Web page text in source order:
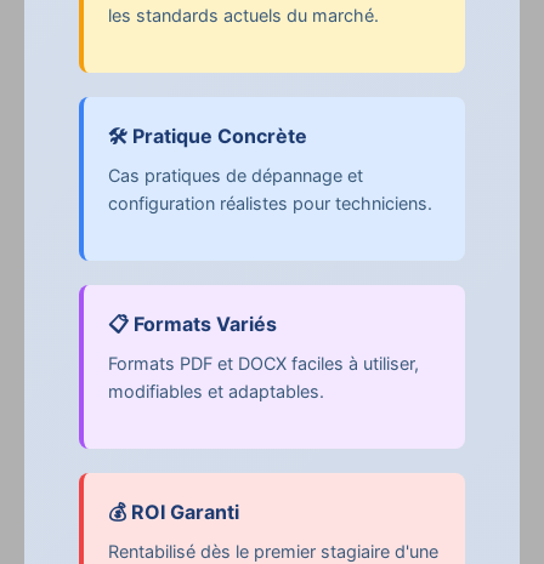
les standards actuels du marché.
🛠️ Pratique Concrète
Cas pratiques de dépannage et
configuration réalistes pour techniciens.
📋 Formats Variés
Formats PDF et DOCX faciles à utiliser,
modifiables et adaptables.
💰 ROI Garanti
Rentabilisé dès le premier stagiaire d'une